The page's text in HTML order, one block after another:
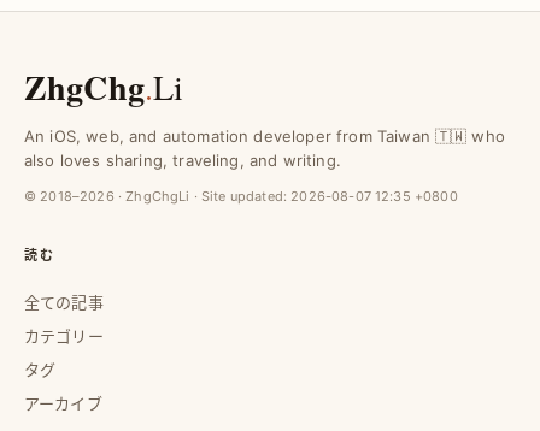
ZhgChg.Li
An iOS, web, and automation developer from Taiwan 🇹🇼 who
also loves sharing, traveling, and writing.
© 2018–2026 · ZhgChgLi · Site updated: 2026-08-07 12:35 +0800
読む
全ての記事
カテゴリー
タグ
アーカイブ